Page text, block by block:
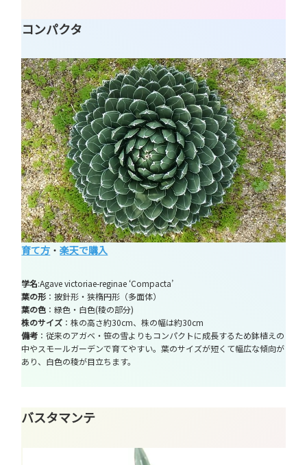
コンパクタ
育て方 ・楽天で購入
学名:Agave victoriae-reginae ‘Compacta’
葉の形 ：披針形・狭楕円形（多面体）
葉の色 ：緑色・白色(稜の部分)
株のサイズ ：株の高さ約30cm、株の幅は約30cm
備考 ：従来のアガベ・笹の雪よりもコンパクトに成長するため鉢植えの
中やスモールガーデンで育てやすい。葉のサイズが短くて幅広な傾向が
あり、白色の稜が目立ちます。
バスタマンテ